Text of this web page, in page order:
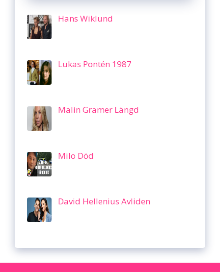
Hans Wiklund
Lukas Pontén 1987
Malin Gramer Längd
Milo Död
David Hellenius Avliden